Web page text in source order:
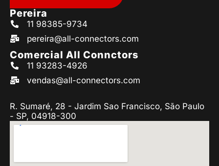
Pereira
11 98385-9734
pereira@all-connectors.com
Comercial All Connctors
11 93283-4926
vendas@all-connectors.com
R. Sumaré, 28 - Jardim Sao Francisco, São Paulo
- SP, 04918-300